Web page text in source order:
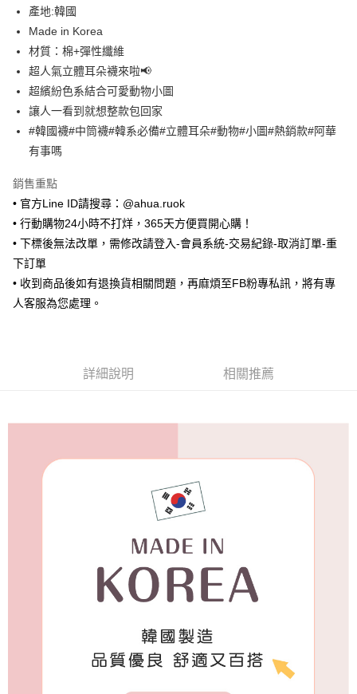
Apple Pay
街口支付
悠遊付
ATM付款
運送方式
每筆NT$65，滿NT$688(含以上)免運費
付款後全家取貨
每筆NT$65，滿NT$688(含以上)免運費
7-11取貨付款
每筆NT$65，滿NT$688(含以上)免運費
其他海外郵寄 查看運費
產地:韓國
Made in Korea
材質：棉+彈性纖維
超人氣立體耳朵襪來啦📢
超繽紛色系結合可愛動物小圖
讓人一看到就想整款包回家
#韓國襪#中筒襪#韓系必備#立體耳朵#動物#小圖#熱銷款#阿華
有事嗎
銷售重點
• 官方Line ID請搜尋：@ahua.ruok
• 行動購物24小時不打烊，365天方便買開心購！
• 下標後無法改單，需修改請登入-會員系統-交易紀錄-取消訂單-重
下訂單
• 收到商品後如有退換貨相關問題，再麻煩至FB粉專私訊，將有專
人客服為您處理。
詳細說明 相關推薦